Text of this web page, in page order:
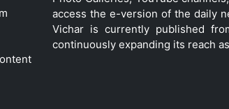
access the e-version of the daily
Vichar is currently published
continuously expanding its reach